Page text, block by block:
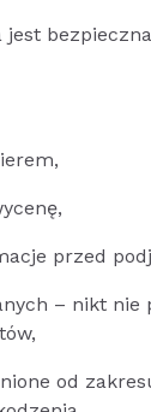
jest
przed
– nikt nie
od